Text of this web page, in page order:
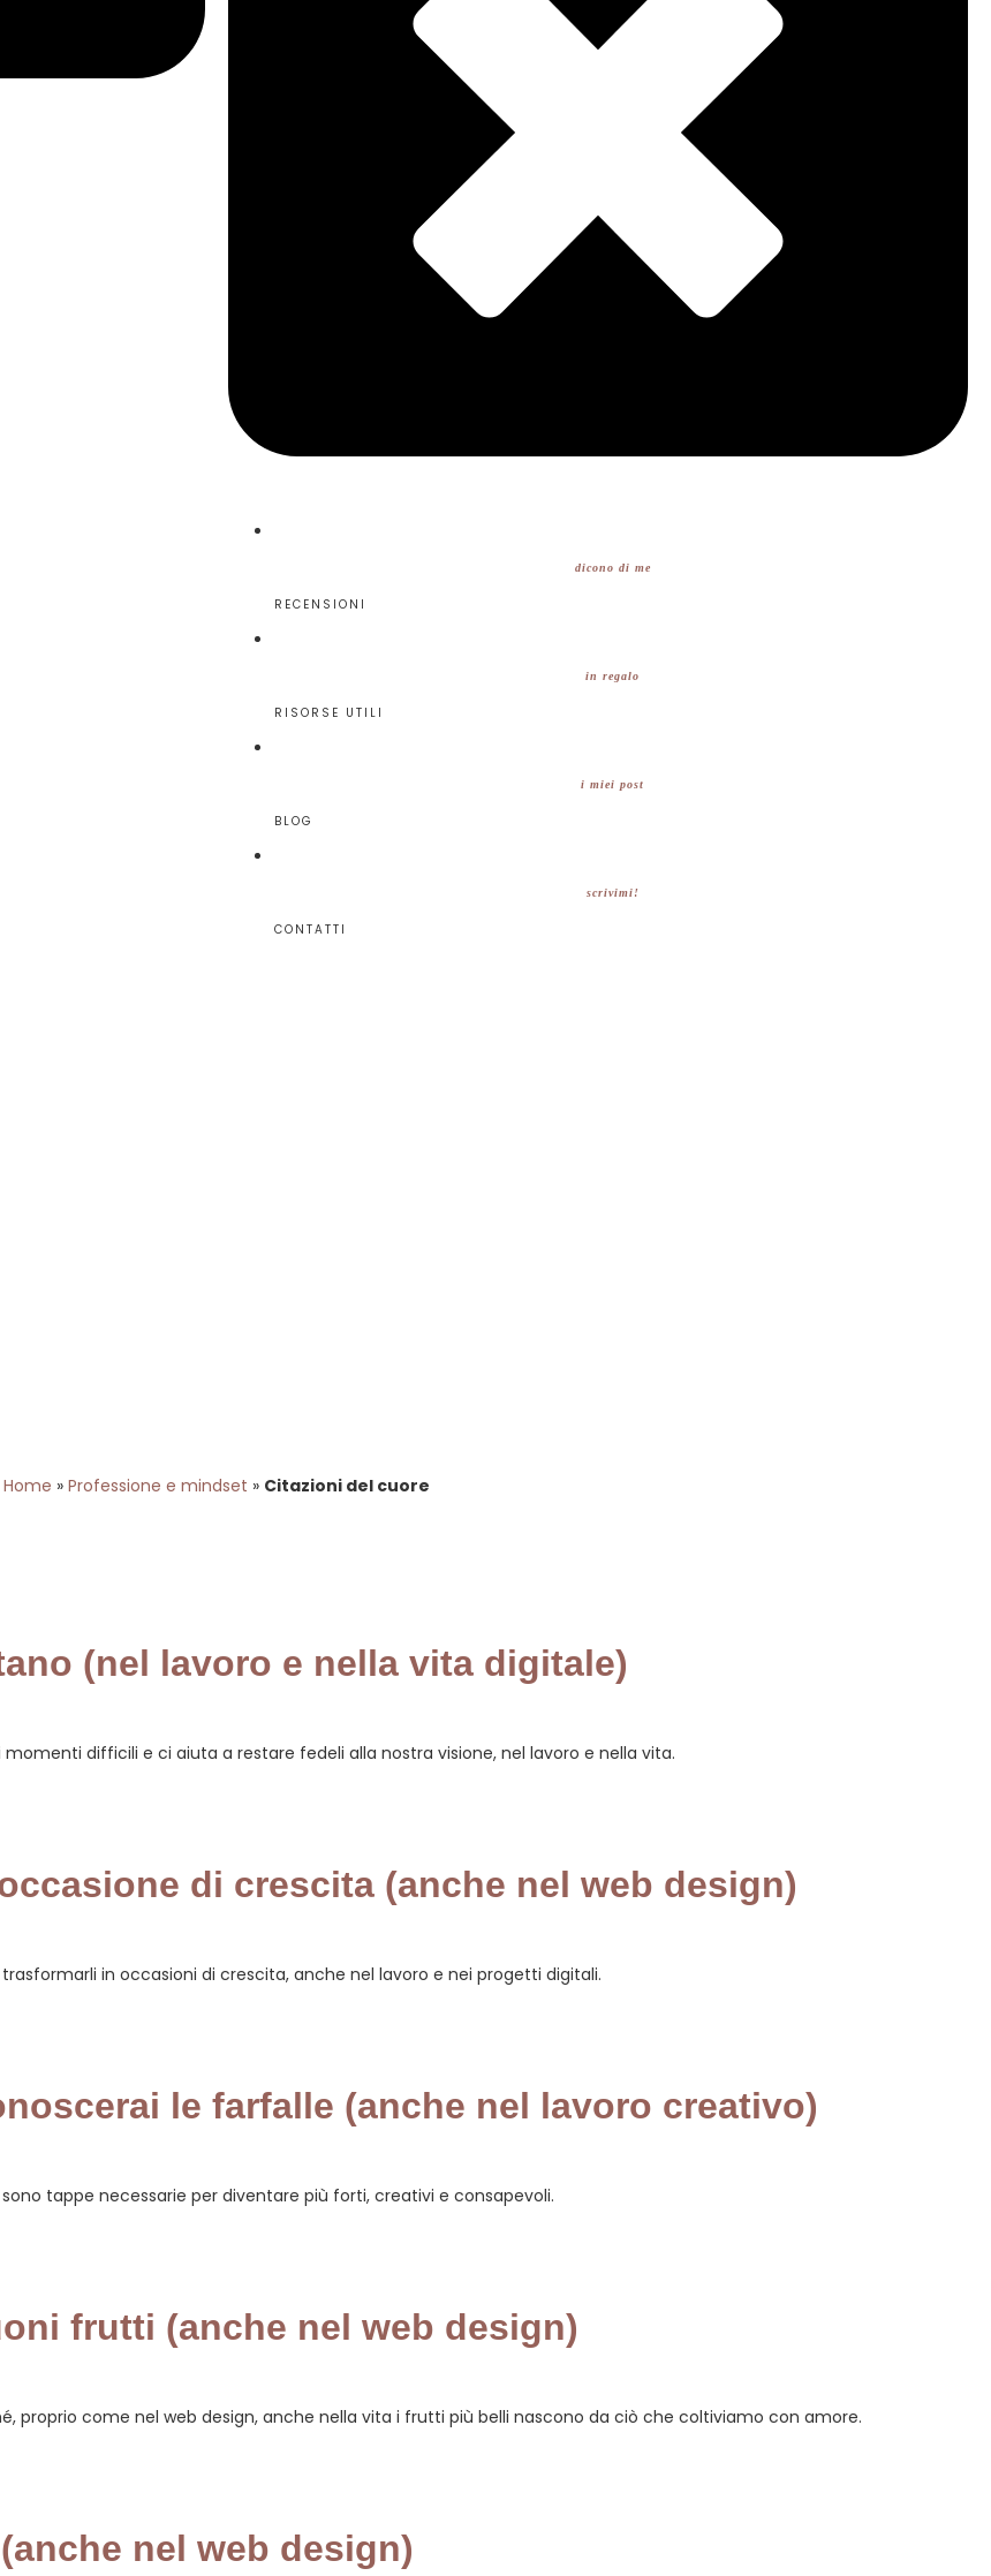
dicono di me
RECENSIONI
in regalo
RISORSE UTILI
i miei post
BLOG
scrivimi!
CONTATTI
Home » Professione e mindset » Citazioni del cuore
(nel lavoro e nella vita digitale)
difficili e ci aiuta a restare fedeli alla nostra visione, nel lavoro e nella vita.
di crescita (anche nel web design)
in occasioni di crescita, anche nel lavoro e nei progetti digitali.
le farfalle (anche nel lavoro creativo)
tappe necessarie per diventare più forti, creativi e consapevoli.
frutti (anche nel web design)
proprio come nel web design, anche nella vita i frutti più belli nascono da ciò che coltiviamo con amore.
nel web design)